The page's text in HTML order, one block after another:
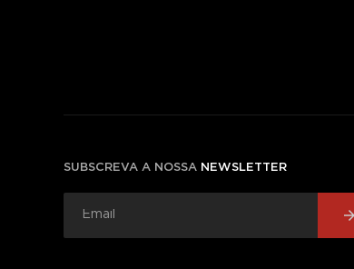
SUBSCREVA A NOSSA NEWSLETTER